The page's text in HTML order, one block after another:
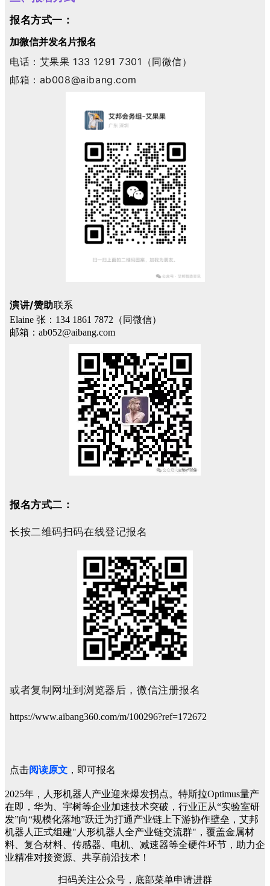
报名方式一：
加微信并发名片报名
电话：艾果果 133 1291 7301（同微信）
邮箱 ： ab008@aibang.com
演讲/赞助联系
Elaine 张：134 1861 7872（同微信）
邮箱：ab052@aibang.com
报名方式二：
长按二维码扫码在线登记报名
或者复制网址到浏览器后，微信注册报名
https://www.aibang360.com/m/100296?ref=172672
点击阅读原文 ，即可报名
2025年，人形机器人产业迎来爆发拐点。特斯拉Optimus量产
在即，华为、宇树等企业加速技术突破，行业正从“实验室研
发”向“规模化落地”跃迁为打通产业链上下游协作壁垒，艾邦
机器人正式组建"人形机器人全产业链交流群"，覆盖金属材
料、复合材料、传感器、电机、减速器等全硬件环节，助力企
业精准对接资源、共享前沿技术！
扫码关注公众号，底部菜单申请进群